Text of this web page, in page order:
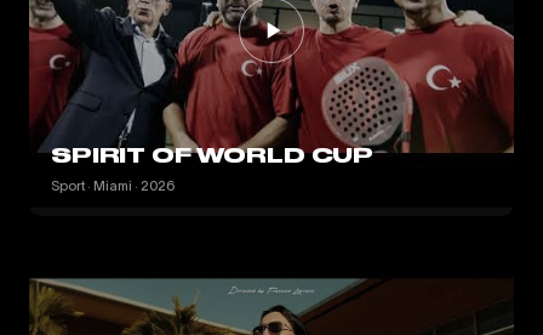
SPIRIT OF WORLD CUP
Sport · Miami · 2026